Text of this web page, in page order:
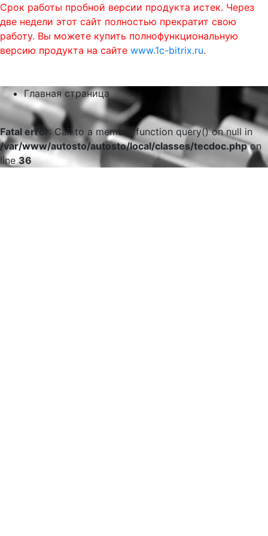
Срок работы пробной версии продукта истек. Через
две недели этот сайт полностью прекратит свою
работу. Вы можете купить полнофункциональную
версию продукта на сайте www.1c-bitrix.ru.
Главная страница
Fatal error: Call to a member function query() on null in
/var/www/autosto/autosto/local/classes/tecdoc.phpon
line36